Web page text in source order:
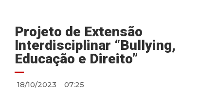
Projeto de Extensão
Interdisciplinar “Bullying,
Educação e Direito”
18/10/2023 07:25